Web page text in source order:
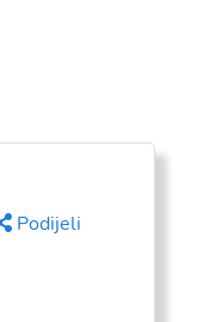
Podijeli